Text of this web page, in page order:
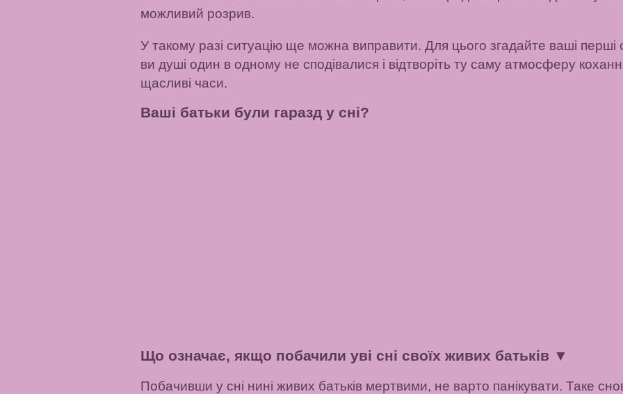
можливий розрив.
У такому разі ситуацію ще можна виправити. Для цього згадайте ваші перші
ви душі один в одному не сподівалися і відтворіть ту саму атмосферу
щасливі часи.
Ваші батьки були гаразд у сні?
Що означає, якщо побачили уві сні своїх живих батьків ▼
Побачивши у сні нині живих батьків мертвими, не варто панікувати. Таке